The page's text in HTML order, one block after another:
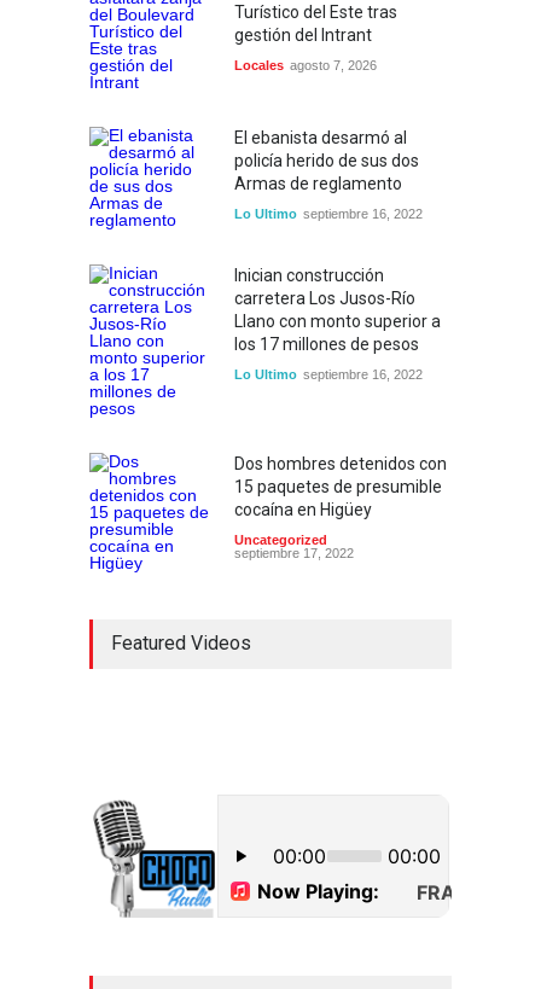
Turístico del Este tras
gestión del Intrant
Locales agosto 7, 2026
El ebanista desarmó al
policía herido de sus dos
Armas de reglamento
Lo Ultimo septiembre 16, 2022
Inician construcción
carretera Los Jusos-Río
Llano con monto superior a
los 17 millones de pesos
Lo Ultimo septiembre 16, 2022
Dos hombres detenidos con
15 paquetes de presumible
cocaína en Higüey
Uncategorized
septiembre 17, 2022
Featured Videos